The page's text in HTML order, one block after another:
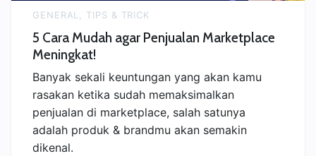
GENERAL, TIPS & TRICK
5 Cara Mudah agar Penjualan Marketplace
Meningkat!
Banyak sekali keuntungan yang akan kamu
rasakan ketika sudah memaksimalkan
penjualan di marketplace, salah satunya
adalah produk & brandmu akan semakin
dikenal.